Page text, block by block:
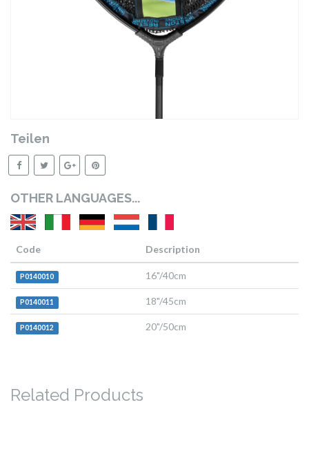
Teilen
OTHER LANGUAGES...
Code Description
P0140010 16"/40cm
P0140011 18"/45cm
P0140012 20"/50cm
Related Products